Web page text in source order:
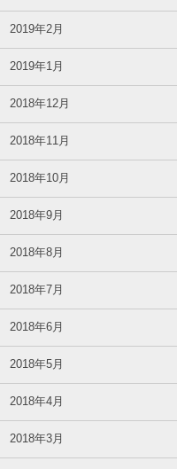
2019年2月
2019年1月
2018年12月
2018年11月
2018年10月
2018年9月
2018年8月
2018年7月
2018年6月
2018年5月
2018年4月
2018年3月